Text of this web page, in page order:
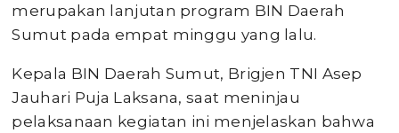
merupakan lanjutan program BIN Daerah
Sumut pada empat minggu yang lalu.
Kepala BIN Daerah Sumut, Brigjen TNI Asep
Jauhari Puja Laksana, saat meninjau
pelaksanaan kegiatan ini menjelaskan bahwa